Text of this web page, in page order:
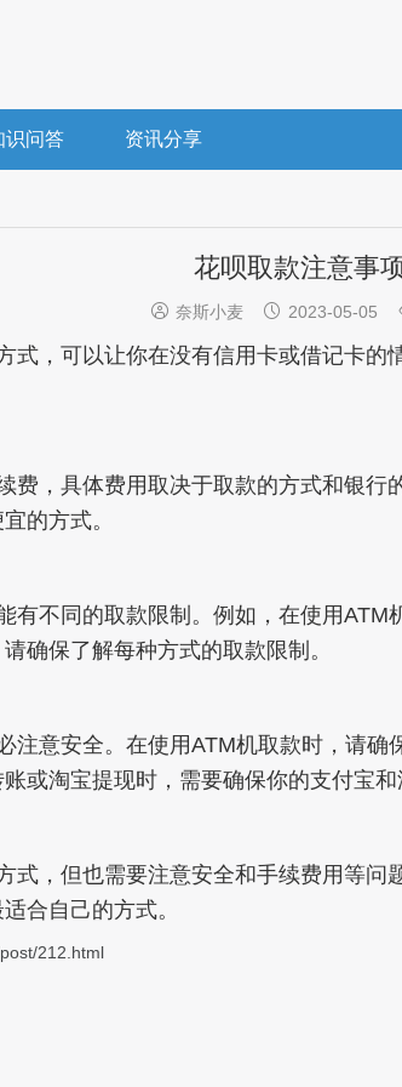
识问答 资讯分享
花呗取款注意事
 奈斯小麦  2023-05-05
式，可以让你在没有信用卡或借记卡
费，具体费用取决于取款的方式和银
的方式。
有不同的取款限制。例如，在使用
确保了解每种方式的取款限制。
注意安全。在使用ATM机取款时，请
或淘宝提现时，需要确保你的支付宝和
式，但也需要注意安全和手续费用等问
合自己的方式。
212.html